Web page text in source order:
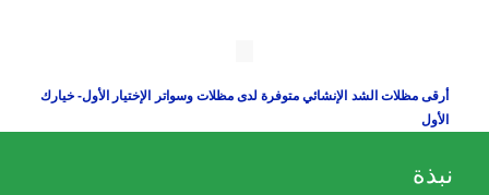
أرقى مظلات الشد الإنشائي متوفرة لدى مظلات وسواتر الإختيار الأول- خيارك
الأول
نبذة